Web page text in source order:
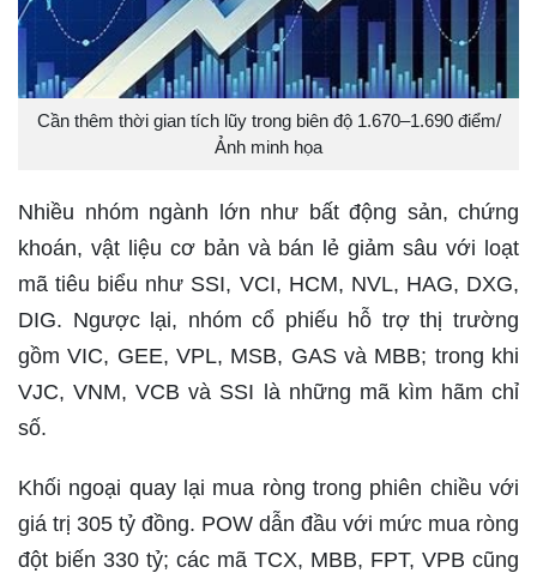
Cần thêm thời gian tích lũy trong biên độ 1.670–1.690 điểm/
Ảnh minh họa
Nhiều nhóm ngành lớn như bất động sản, chứng
khoán, vật liệu cơ bản và bán lẻ giảm sâu với loạt
mã tiêu biểu như SSI, VCI, HCM, NVL, HAG, DXG,
DIG. Ngược lại, nhóm cổ phiếu hỗ trợ thị trường
gồm VIC, GEE, VPL, MSB, GAS và MBB; trong khi
VJC, VNM, VCB và SSI là những mã kìm hãm chỉ
số.
Khối ngoại quay lại mua ròng trong phiên chiều với
giá trị 305 tỷ đồng. POW dẫn đầu với mức mua ròng
đột biến 330 tỷ; các mã TCX, MBB, FPT, VPB cũng